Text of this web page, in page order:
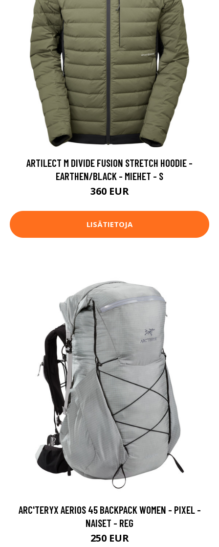
ARTILECT M DIVIDE FUSION STRETCH HOODIE -
EARTHEN/BLACK - MIEHET - S
360 EUR
LISÄTIETOJA
ARC'TERYX AERIOS 45 BACKPACK WOMEN - PIXEL -
NAISET - REG
250 EUR